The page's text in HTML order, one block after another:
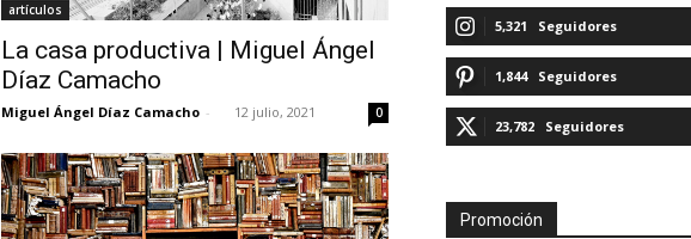
artículos
La casa productiva | Miguel Ángel
Díaz Camacho
Miguel Ángel Díaz Camacho - 12 julio, 2021 0
5,321 Seguidores
1,844 Seguidores
23,782 Seguidores
Promoción